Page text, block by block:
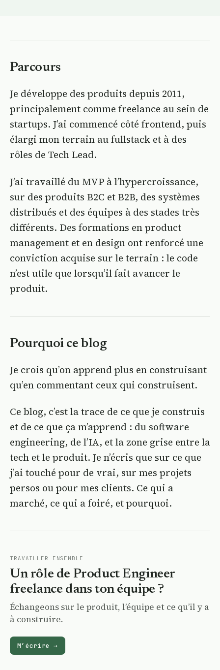
Parcours
Je développe des produits depuis 2011,
principalement comme freelance au sein de
startups. J’ai commencé côté frontend, puis
élargi mon terrain au fullstack et à des
rôles de Tech Lead.
J’ai travaillé du MVP à l’hypercroissance,
sur des produits B2C et B2B, des systèmes
distribués et des équipes à des stades très
différents. Des formations en product
management et en design ont renforcé une
conviction acquise sur le terrain : le code
n’est utile que lorsqu’il fait avancer le
produit.
Pourquoi ce blog
Je crois qu’on apprend plus en construisant
qu’en commentant ceux qui construisent.
Ce blog, c’est la trace de ce que je construis
et de ce que ça m’apprend : du software
engineering, de l’IA, et la zone grise entre la
tech et le produit. Je n’écris que sur ce que
j’ai touché pour de vrai, sur mes projets
persos ou pour mes clients. Ce qui a
marché, ce qui a foiré, et pourquoi.
TRAVAILLER ENSEMBLE
Un rôle de Product Engineer
freelance dans ton équipe ?
Échangeons sur le produit, l’équipe et ce qu’il y a
à construire.
M’écrire→